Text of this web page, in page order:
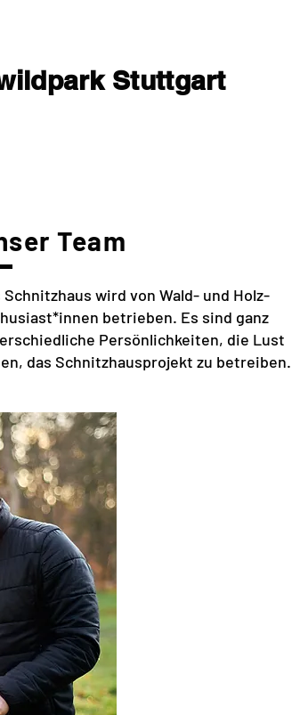
Stuttgart
Team
Schnitzhaus wird von Wald- und Holz-
betrieben. Es sind ganz
Persönlichkeiten, die Lust
das Schnitzhausprojekt zu betreiben.